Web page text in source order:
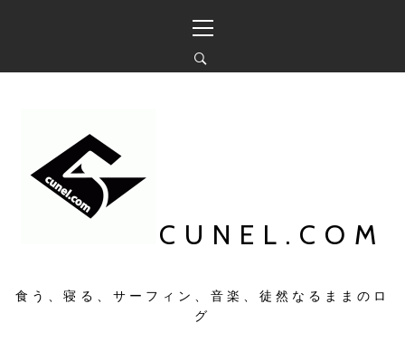
ン
イ
ン
メ
CUNEL.COM
食う、寝る、サーフィン、音楽、徒然なるままのロ
グ